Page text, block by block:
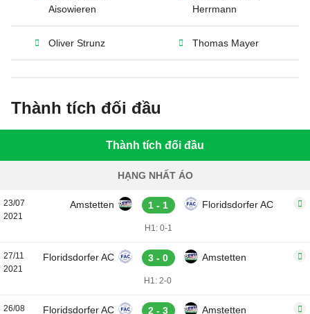
Aisowieren
Herrmann
Oliver Strunz Thomas Mayer
Thành tích đối đầu
Thành tích đối đầu
HẠNG NHẤT ÁO
23/07
2021
Amstetten 1 - 1 Floridsdorfer AC
H1: 0-1
27/11
2021
Floridsdorfer AC 3 - 0 Amstetten
H1: 2-0
26/08
Floridsdorfer AC 2 - 3 Amstetten